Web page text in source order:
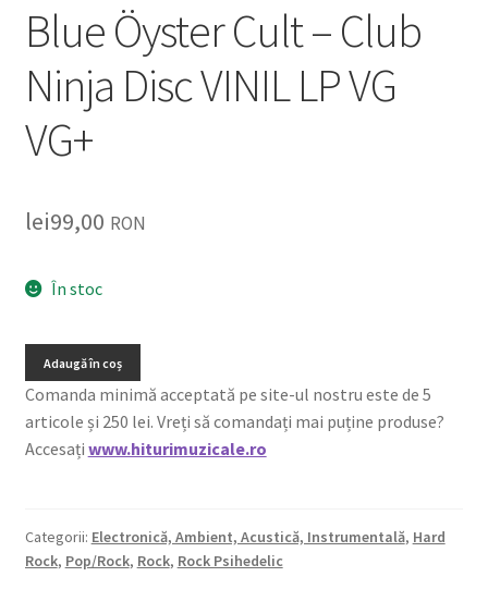
Blue Öyster Cult – Club
Ninja Disc VINIL LP VG
VG+
lei99,00 RON
În stoc
Adaugă în coș
Comanda minimă acceptată pe site-ul nostru este de 5
articole și 250 lei. Vreți să comandați mai puține produse?
Accesați www.hiturimuzicale.ro
Categorii: Electronică, Ambient, Acustică, Instrumentală, Hard
Rock, Pop/Rock, Rock, Rock Psihedelic